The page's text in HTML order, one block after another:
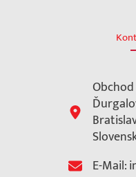
E-Mail: